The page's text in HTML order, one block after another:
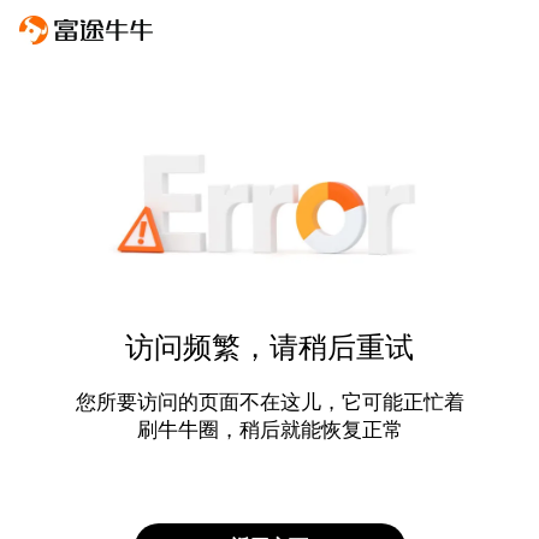
访问频繁，请稍后重试
您所要访问的页面不在这儿，它可能正忙着
刷牛牛圈，稍后就能恢复正常